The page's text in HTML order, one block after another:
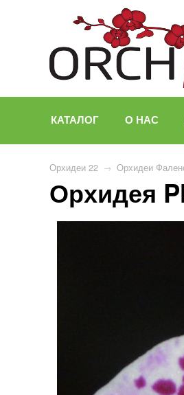
КАТАЛОГ О НАС
Орхидеи 22 → Орхидеи
Орхидея